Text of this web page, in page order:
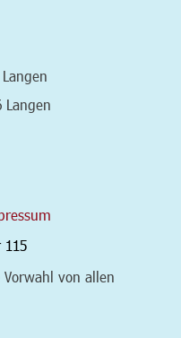
Langen
115
von allen